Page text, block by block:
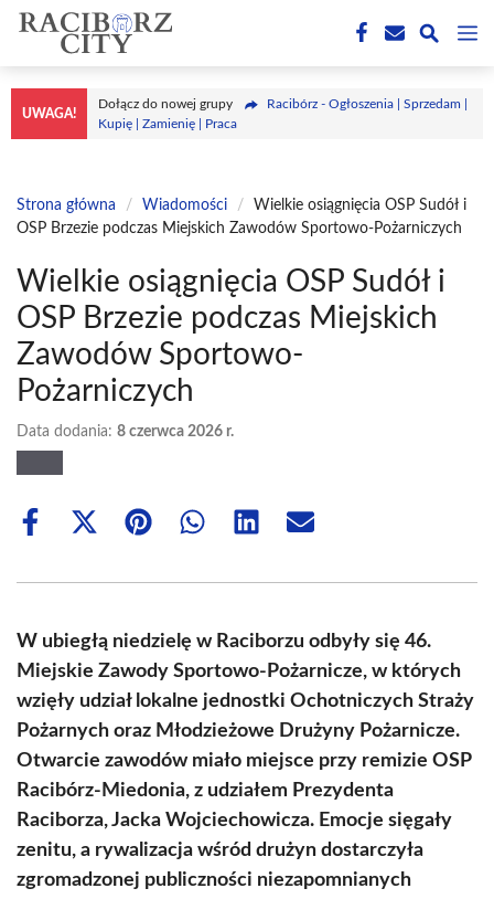
Przejdź
treści
UWAGA!
Dołącz do nowej grupy
Racibórz - Ogłoszenia | Sprzedam |
Kupię | Zamienię | Praca
Strona główna / Wiadomości /
Wielkie osiągnięcia OSP Sudół i
OSP Brzezie podczas Miejskich Zawodów Sportowo-Pożarniczych
Wielkie osiągnięcia OSP Sudół i
OSP Brzezie podczas Miejskich
Zawodów Sportowo-
Pożarniczych
Data dodania: 8 czerwca 2026 r.
Share
Share
(Twitter)
Share Share Share Share
W ubiegłą niedzielę w Raciborzu odbyły się 46.
Miejskie Zawody Sportowo-Pożarnicze, w których
wzięły udział lokalne jednostki Ochotniczych Straży
Pożarnych oraz Młodzieżowe Drużyny Pożarnicze.
Otwarcie zawodów miało miejsce przy remizie OSP
Racibórz-Miedonia, z udziałem Prezydenta
Raciborza, Jacka Wojciechowicza. Emocje sięgały
zenitu, a rywalizacja wśród drużyn dostarczyła
zgromadzonej publiczności niezapomnianych